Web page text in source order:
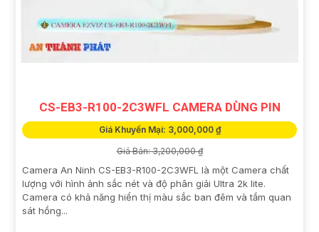
CS-EB3-R100-2C3WFL CAMERA DÙNG PIN
Giá Khuyến Mại: 3,000,000 ₫
Giá Bán: 3,200,000 ₫
Camera An Ninh CS-EB3-R100-2C3WFL là một Camera chất
lượng với hình ảnh sắc nét và độ phân giải Ultra 2k lite.
Camera có khả năng hiển thị màu sắc ban đêm và tầm quan
sát hồng...